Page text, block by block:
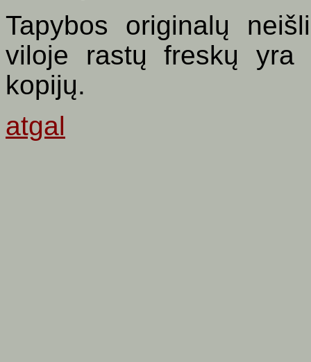
Tapybos originalų
viloje rastų freskų yra
kopijų.
atgal